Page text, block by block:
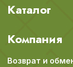
Каталог
Компания
Возврат и